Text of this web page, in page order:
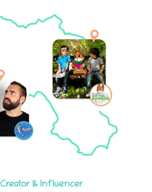
Creator & Influencer